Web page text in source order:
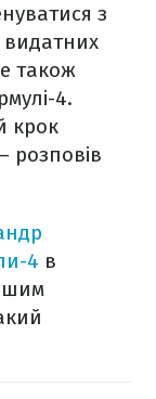
з
видатних
також
4.
крок
розповів
4 в